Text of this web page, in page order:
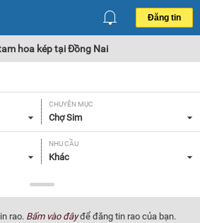
Đăng tin
hoa kép tại Đồng Nai
CHUYÊN MỤC
Chợ Sim
NHU CẦU
Khác
rao. Bấm vào đâyđể đăng tin rao của bạn.